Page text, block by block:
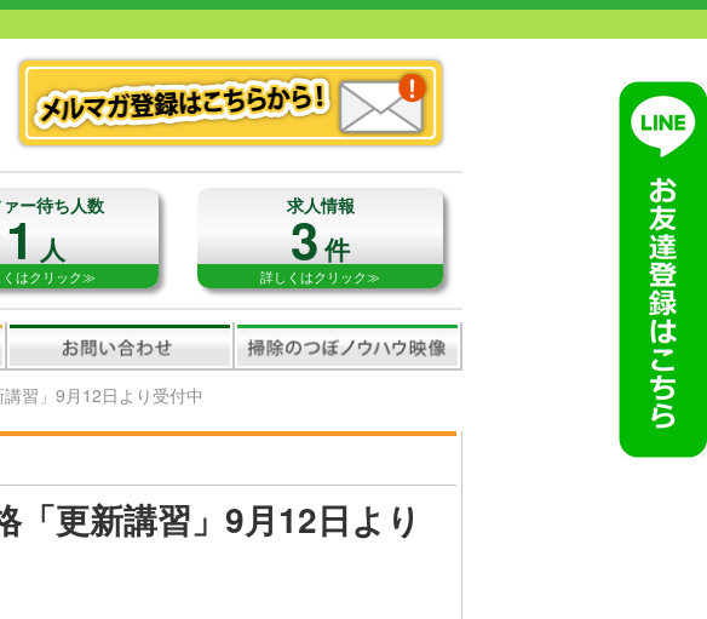
ー待ち人数
1人
くはクリック≫
求人情報
3件
詳しくはクリック≫
習」9月12日より受付中
更新講習」9月12日より